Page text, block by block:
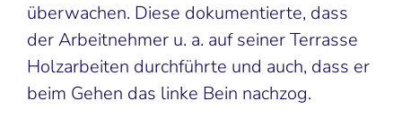
überwachen. Diese dokumentierte, dass
der Arbeitnehmer u. a. auf seiner Terrasse
Holzarbeiten durchführte und auch, dass er
beim Gehen das linke Bein nachzog.